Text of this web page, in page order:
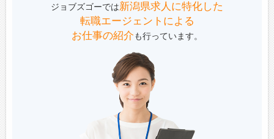
ジョブズゴーでは新潟県求人に特化した
転職エージェントによる
お仕事の紹介も行っています。